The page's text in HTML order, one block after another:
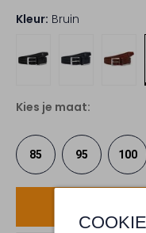
Kleur: Bruin
Kies je maat:
85 95 100